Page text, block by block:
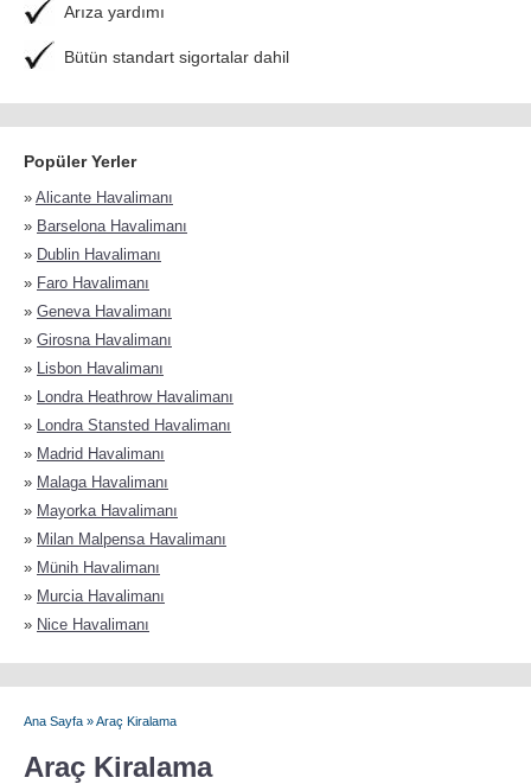
Arıza yardımı
Bütün standart sigortalar dahil
Popüler Yerler
» Alicante Havalimanı
» Barselona Havalimanı
» Dublin Havalimanı
» Faro Havalimanı
» Geneva Havalimanı
» Girosna Havalimanı
» Lisbon Havalimanı
» Londra Heathrow Havalimanı
» Londra Stansted Havalimanı
» Madrid Havalimanı
» Malaga Havalimanı
» Mayorka Havalimanı
» Milan Malpensa Havalimanı
» Münih Havalimanı
» Murcia Havalimanı
» Nice Havalimanı
Ana Sayfa »Araç Kiralama
Araç Kiralama